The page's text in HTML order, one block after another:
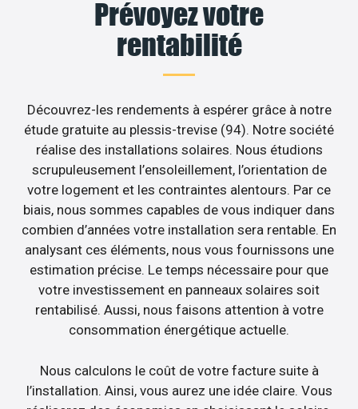
Prévoyez votre
rentabilité
Découvrez-les rendements à espérer grâce à notre
étude gratuite au plessis-trevise (94). Notre société
réalise des installations solaires. Nous étudions
scrupuleusement l’ensoleillement, l’orientation de
votre logement et les contraintes alentours. Par ce
biais, nous sommes capables de vous indiquer dans
combien d’années votre installation sera rentable. En
analysant ces éléments, nous vous fournissons une
estimation précise. Le temps nécessaire pour que
votre investissement en panneaux solaires soit
rentabilisé. Aussi, nous faisons attention à votre
consommation énergétique actuelle.
Nous calculons le coût de votre facture suite à
l’installation. Ainsi, vous aurez une idée claire. Vous